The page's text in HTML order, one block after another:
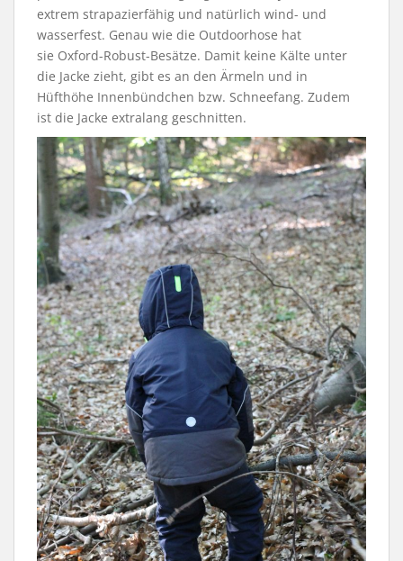
extrem strapazierfähig und natürlich wind- und
wasserfest. Genau wie die Outdoorhose hat
sie Oxford-Robust-Besätze. Damit keine Kälte unter
die Jacke zieht, gibt es an den Ärmeln und in
Hüfthöhe Innenbündchen bzw. Schneefang. Zudem
ist die Jacke extralang geschnitten.